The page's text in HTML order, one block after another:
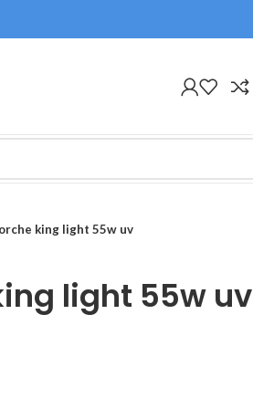
king light 55w uv
light 55w uv